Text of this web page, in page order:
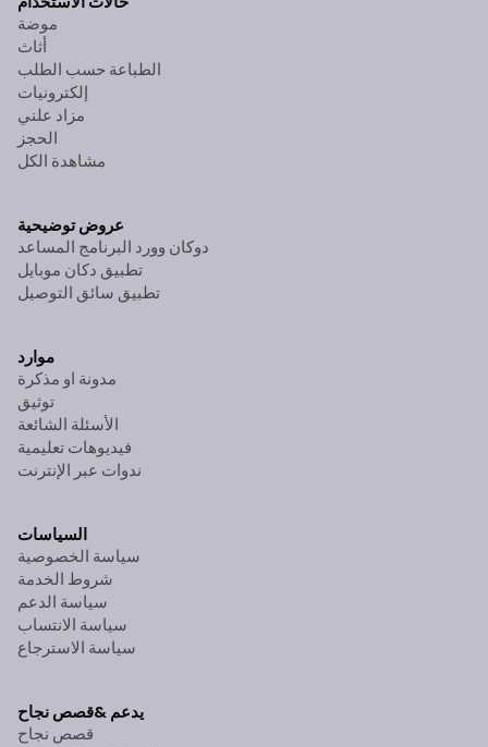
موضة
أثاث
الطباعة حسب الطلب
إلكترونيات
مزاد علني
الحجز
مشاهدة الكل
عروض توضيحية
دوكان وورد البرنامج المساعد
تطبيق دكان موبايل
تطبيق سائق التوصيل
موارد
مدونة او مذكرة
توثيق
الأسئلة الشائعة
فيديوهات تعليمية
ندوات عبر الإنترنت
السياسات
سياسة الخصوصية
شروط الخدمة
سياسة الدعم
سياسة الانتساب
سياسة الاسترجاع
يدعم &قصص نجاح
قصص نجاح